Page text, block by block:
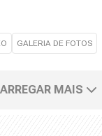
GALERIA DE FOTOS
MAIS